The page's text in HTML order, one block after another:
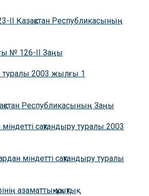
II Қазақстан Республикасының
№ 126-II Заңы
туралы 2003 жылғы 1
Республикасының Заңы
сақтандыру туралы 2003
мiндеттi сақтандыру туралы
құқықтық